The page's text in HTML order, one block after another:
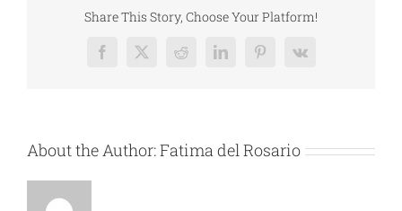
Share This Story, Choose Your Platform!
Facebook
X RedditLinkedInPinterest
Vk
About the Author:Fatima del Rosario